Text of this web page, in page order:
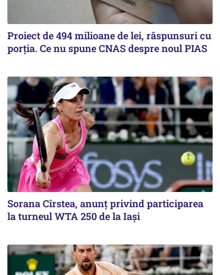
Proiect de 494 milioane de lei, răspunsuri cu
porția. Ce nu spune CNAS despre noul PIAS
Sorana Cîrstea, anunț privind participarea
la turneul WTA 250 de la Iași